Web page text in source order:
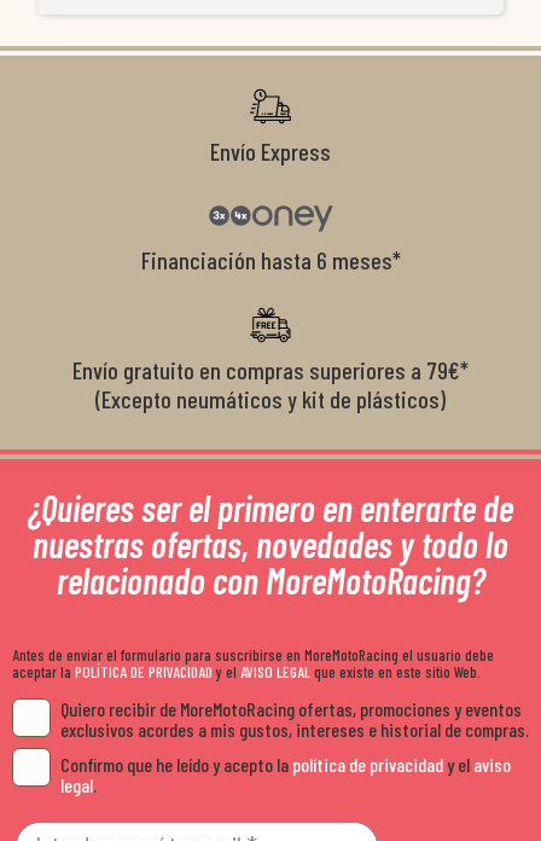
Envío Express
Financiación hasta 6 meses*
Envío gratuito en compras superiores a 79€*
(Excepto neumáticos y kit de plásticos)
¿Quieres ser el primero en enterarte de
nuestras ofertas, novedades y todo lo
relacionado con MoreMotoRacing?
Antes de enviar el formulario para suscribirse en MoreMotoRacing el usuario debe
aceptar la POLÍTICA DE PRIVACIDADy el AVISO LEGALque existe en este sitio Web.
Quiero recibir de MoreMotoRacing ofertas, promociones y eventos
exclusivos acordes a mis gustos, intereses e historial de compras.
Confirmo que he leído y acepto la política de privacidady el aviso
legal.